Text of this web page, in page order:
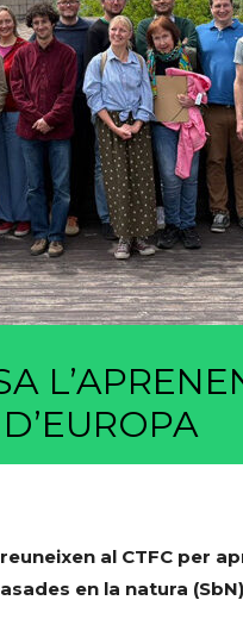
al CTFC per
en la natura